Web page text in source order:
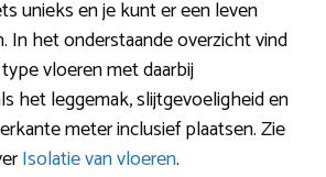
unieks en je kunt er een leven
In het onderstaande overzicht vind
vloeren met daarbij
het leggemak, slijtgevoeligheid en
meter inclusief plaatsen. Zie
Isolatie van vloeren.